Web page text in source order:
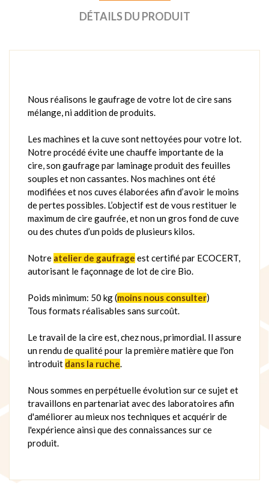
DÉTAILS DU PRODUIT
Nous réalisons le gaufrage de votre lot de cire sans
mélange, ni addition de produits.
Les machines et la cuve sont nettoyées pour votre lot.
Notre procédé évite une chauffe importante de la
cire, son gaufrage par laminage produit des feuilles
souples et non cassantes. Nos machines ont été
modifiées et nos cuves élaborées afin d’avoir le moins
de pertes possibles. L’objectif est de vous restituer le
maximum de cire gaufrée, et non un gros fond de cuve
ou des chutes d’un poids de plusieurs kilos.
Notre atelier de gaufrage est certifié par ECOCERT,
autorisant le façonnage de lot de cire Bio.
Poids minimum: 50 kg (moins nous consulter)
Tous formats réalisables sans surcoût.
Le travail de la cire est, chez nous, primordial. Il assure
un rendu de qualité pour la première matière que l'on
introduit dans la ruche.
Nous sommes en perpétuelle évolution sur ce sujet et
travaillons en partenariat avec des laboratoires afin
d'améliorer au mieux nos techniques et acquérir de
l'expérience ainsi que des connaissances sur ce
produit.